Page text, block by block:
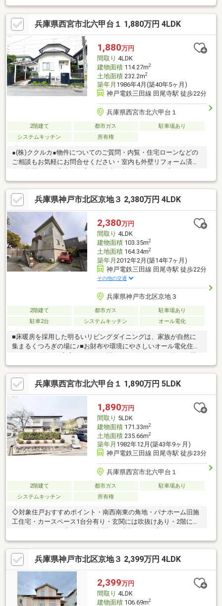
る広々としたウッドデッキ☆土地面積62.41坪の整形地
兵庫県西宮市北六甲台１ 1,880万円 4LDK
1,880万円
間取り 4LDK
建物面積114.27m2
土地面積232.2m2
築年月 1986年4月(築40年5ヶ月)
神戸電鉄三田線 田尾寺駅 徒歩22分
兵庫県西宮市北六甲台１
2階建て 都市ガス
駐車場あり
システムキッチン
所有権
●(株)ククルカ●物件についてのご質問・内覧・住宅ローンなどの
ご相談もお気軽にお問合せください・室内も外壁リフォーム済・
ーデニングなどお楽しみいただけます
兵庫県神戸市北区京地３ 2,380万円 4LDK
2,380万円
間取り 4LDK
建物面積103.35m2
土地面積164.34m2
築年月 2012年2月(築14年7ヶ月)
神戸電鉄三田線 田尾寺駅 徒歩22分
その他の交通
兵庫県神戸市北区京地３
2階建て 都市ガス
駐車場あり
駐車2台
システムキッチン オール電化
■床暖房を採用した明るいリビングダイニングは、家族が自然に
集まるくつろぎの場に♪■お財布や環境にやさしいオール電化住宅
■２WAYに使える和室。ふすまを開ければリビングと一体に。閉
じれば独立した和室に。お客様の宿泊にも対応できる頼もしい空
間です■対面キッチンがご家族の温かい時間を演出します
兵庫県西宮市北六甲台１ 1,890万円 5LDK
1,890万円
間取り 5LDK
建物面積171.33m2
土地面積235.66m2
築年月 1982年12月(築43年9ヶ月)
神戸電鉄三田線 田尾寺駅 徒歩23分
兵庫県西宮市北六甲台１
2階建て 都市ガス
駐車場あり
システムキッチン
所有権
◇対象住戸おすすめポイント・南西南東の角地・パナホーム旧施
工住宅・カースペース1台分有り・玄関には吹抜けあり・2階にも
ます・敷地内南側に桜の木と庭があり、春にはご自宅にてお花見
が可能・1階と2階に洗面とトイレがあります・室内リフォーム見
積もりも承ります・建替え用地としてもご検討頂けます。・参考
プランもございます本物件の問合せは、担当の山本までお願いい
たします。フリーコール：０１２０－９８２－６９０山本直通携
帯：０７０－３１６０－７５４０お気軽にご連絡ください。
兵庫県神戸市北区京地３ 2,399万円 4LDK
2,399万円
間取り 4LDK
建物面積106.69m2